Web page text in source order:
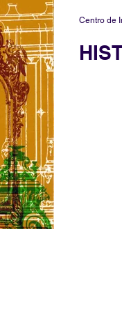
Centro de